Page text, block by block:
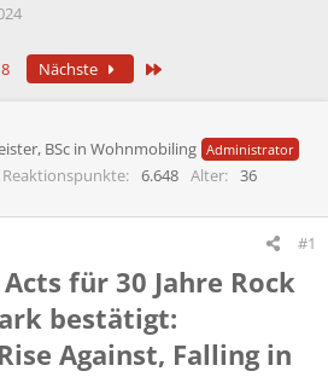
Nächste
BSc in Wohnmobiling Administrator
Reaktionspunkte 6.648 Alter
36
#1
für 30 Jahre Rock
bestätigt:
Against, Falling in